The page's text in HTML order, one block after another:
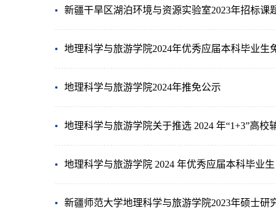
新疆干旱区湖泊环境与资源实验室2023年招标课
地理科学与旅游学院2024年优秀应届本科毕业生
地理科学与旅游学院2024年推免公示
地理科学与旅游学院关于推选 2024 年“1+3”高校
地理科学与旅游学院 2024 年优秀应届本科毕业
新疆师范大学地理科学与旅游学院2023年硕士研